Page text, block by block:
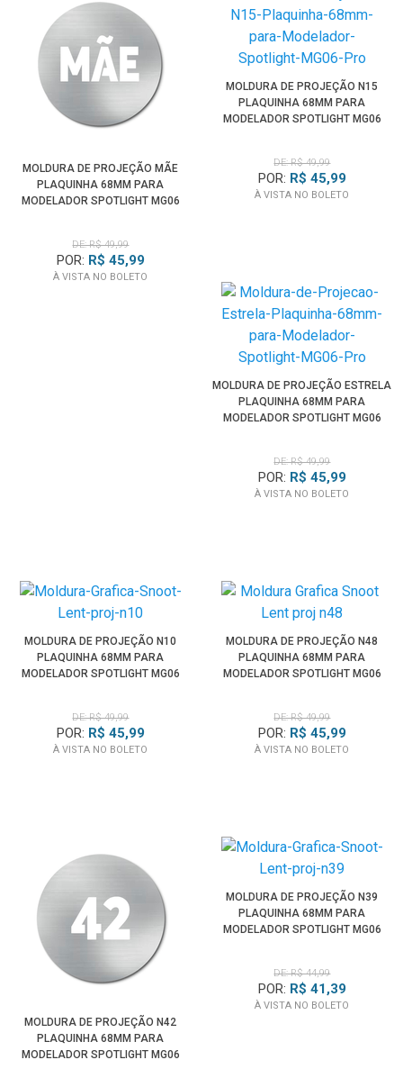
MOLDURA DE PROJEÇÃO MÃE
PLAQUINHA 68MM PARA
MODELADOR SPOTLIGHT MG06
DE: R$ 49,99
POR: R$ 45,99
À VISTA NO BOLETO
MOLDURA DE PROJEÇÃO N15
PLAQUINHA 68MM PARA
MODELADOR SPOTLIGHT MG06
DE: R$ 49,99
POR: R$ 45,99
À VISTA NO BOLETO
MOLDURA DE PROJEÇÃO ESTRELA
PLAQUINHA 68MM PARA
MODELADOR SPOTLIGHT MG06
DE: R$ 49,99
POR: R$ 45,99
À VISTA NO BOLETO
MOLDURA DE PROJEÇÃO N10
PLAQUINHA 68MM PARA
MODELADOR SPOTLIGHT MG06
DE: R$ 49,99
POR: R$ 45,99
À VISTA NO BOLETO
MOLDURA DE PROJEÇÃO N48
PLAQUINHA 68MM PARA
MODELADOR SPOTLIGHT MG06
DE: R$ 49,99
POR: R$ 45,99
À VISTA NO BOLETO
MOLDURA DE PROJEÇÃO N42
PLAQUINHA 68MM PARA
MODELADOR SPOTLIGHT MG06
MOLDURA DE PROJEÇÃO N39
PLAQUINHA 68MM PARA
MODELADOR SPOTLIGHT MG06
DE: R$ 44,99
POR: R$ 41,39
À VISTA NO BOLETO